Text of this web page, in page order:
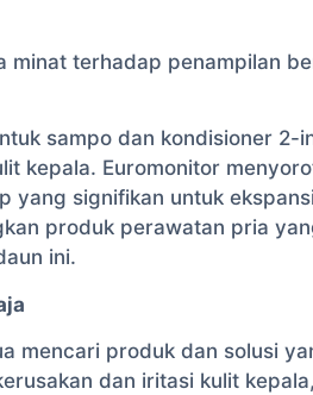
minat terhadap penampilan
sampo dan kondisioner
kepala. Euromonitor
yang signifikan untuk
produk perawatan pria
ini.
mencari produk dan solusi
dan iritasi kulit